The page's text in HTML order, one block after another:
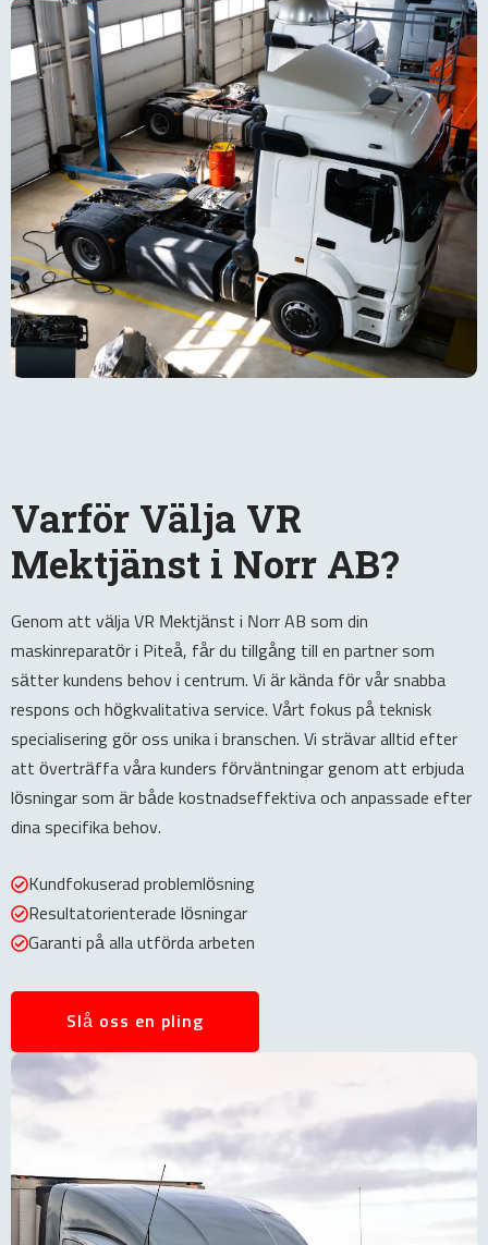
Varför Välja VR
Mektjänst i Norr AB?
Genom att välja VR Mektjänst i Norr AB som din
maskinreparatör i Piteå, får du tillgång till en partner som
sätter kundens behov i centrum. Vi är kända för vår snabba
respons och högkvalitativa service. Vårt fokus på teknisk
specialisering gör oss unika i branschen. Vi strävar alltid efter
att överträffa våra kunders förväntningar genom att erbjuda
lösningar som är både kostnadseffektiva och anpassade efter
dina specifika behov.
Kundfokuserad problemlösning
Resultatorienterade lösningar
Garanti på alla utförda arbeten
Slå oss en pling